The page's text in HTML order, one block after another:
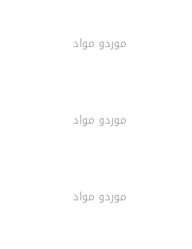
موردو مواد
موردو مواد
موردو مواد